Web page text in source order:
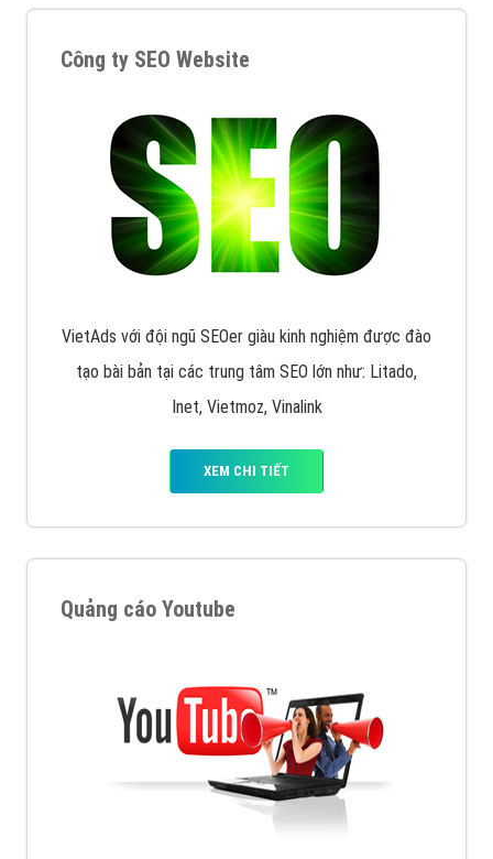
Công ty SEO Website
VietAds với đội ngũ SEOer giàu kinh nghiệm được đào
tạo bài bản tại các trung tâm SEO lớn như: Litado,
Inet, Vietmoz, Vinalink
XEM CHI TIẾT
Quảng cáo Youtube